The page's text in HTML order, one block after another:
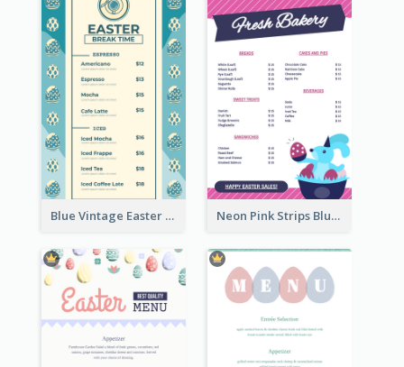
Blue Vintage Easter Egg Menu Design Template Neon Pink Strips Blue Bunny Discount Menu Design